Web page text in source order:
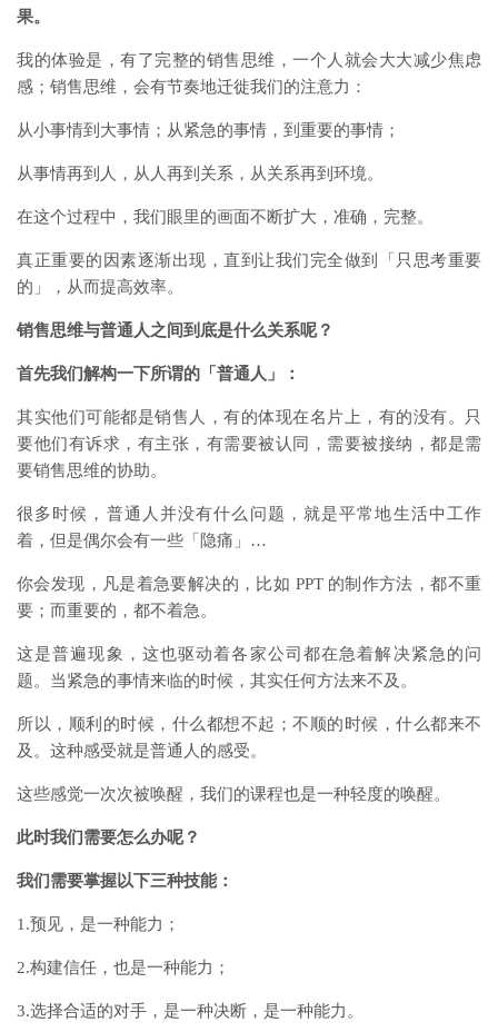
果。
我的体验是，有了完整的销售思维，一个人就会大大减少焦虑
感；销售思维，会有节奏地迁徙我们的注意力：
从小事情到大事情；从紧急的事情，到重要的事情；
从事情再到人，从人再到关系，从关系再到环境。
在这个过程中，我们眼里的画面不断扩大，准确，完整。
真正重要的因素逐渐出现，直到让我们完全做到「只思考重要
的」，从而提高效率。
销售思维与普通人之间到底是什么关系呢？
首先我们解构一下所谓的「普通人」：
其实他们可能都是销售人，有的体现在名片上，有的没有。只
要他们有诉求，有主张，有需要被认同，需要被接纳，都是需
要销售思维的协助。
很多时候，普通人并没有什么问题，就是平常地生活中工作
着，但是偶尔会有一些「隐痛」…
你会发现，凡是着急要解决的，比如 PPT 的制作方法，都不重
要；而重要的，都不着急。
这是普遍现象，这也驱动着各家公司都在急着解决紧急的问
题。当紧急的事情来临的时候，其实任何方法来不及。
所以，顺利的时候，什么都想不起；不顺的时候，什么都来不
及。这种感受就是普通人的感受。
这些感觉一次次被唤醒，我们的课程也是一种轻度的唤醒。
此时我们需要怎么办呢？
我们需要掌握以下三种技能：
1.预见，是一种能力；
2.构建信任，也是一种能力；
3.选择合适的对手，是一种决断，是一种能力。